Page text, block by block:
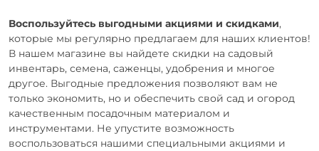
Воспользуйтесь выгодными акциями и скидками,
которые мы регулярно предлагаем для наших клиентов!
В нашем магазине вы найдете скидки на садовый
инвентарь, семена, саженцы, удобрения и многое
другое. Выгодные предложения позволяют вам не
только экономить, но и обеспечить свой сад и огород
качественным посадочным материалом и
инструментами. Не упустите возможность
воспользоваться нашими специальными акциями и